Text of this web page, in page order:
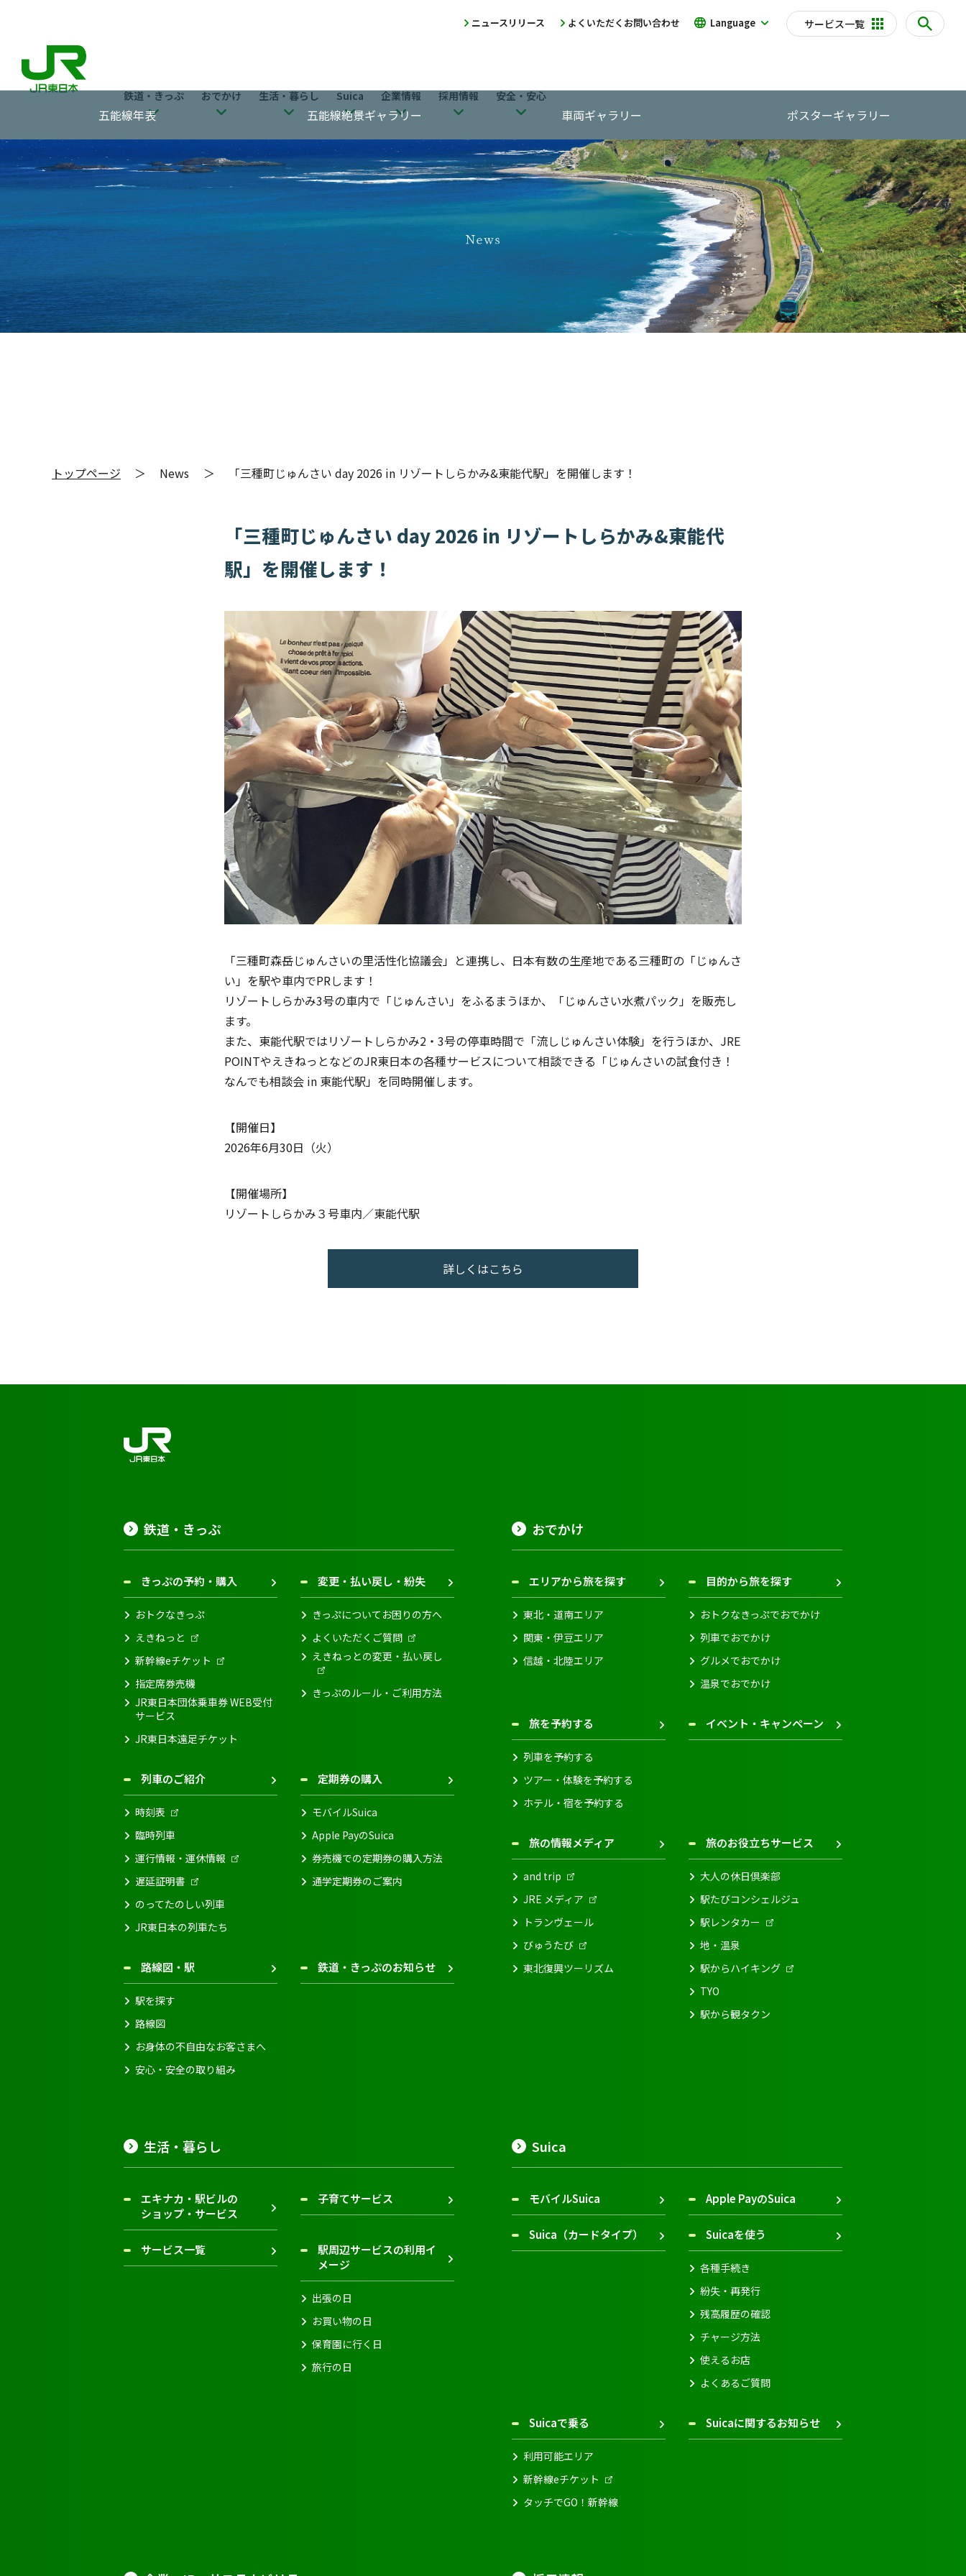
サービス一覧
鉄道・きっぷ おでかけ 生活・暮らし Suica 企業情報 採用情報 安全・安心
Language
よくいただくお問い合わせ
ニュースリリース
五能線年表 五能線絶景ギャラリー 車両ギャラリー ポスターギャラリー
トップページ News 「三種町じゅんさい day 2026 in リゾートしらかみ&東能代駅」を開催します！
「三種町じゅんさい day 2026 in リゾートしらかみ&東能代
駅」を開催します！
「三種町森岳じゅんさいの里活性化協議会」と連携し、日本有数の生産地である三種町の「じゅんさ
い」を駅や車内でPRします！
リゾートしらかみ3号の車内で「じゅんさい」をふるまうほか、「じゅんさい水煮パック」を販売し
ます。
また、東能代駅ではリゾートしらかみ2・3号の停車時間で「流しじゅんさい体験」を行うほか、JRE
POINTやえきねっとなどのJR東日本の各種サービスについて相談できる「じゅんさいの試食付き！
なんでも相談会 in 東能代駅」を同時開催します。
【開催日】
2026年6月30日（火）
【開催場所】
リゾートしらかみ３号車内／東能代駅
詳しくはこちら
鉄道・きっぷ
きっぷの予約・購入
おトクなきっぷ
えきねっと
新幹線eチケット
指定席券売機
JR東日本団体乗車券 WEB受付
サービス
JR東日本遠足チケット
変更・払い戻し・紛失
きっぷについてお困りの方へ
よくいただくご質問
えきねっとの変更・払い戻し
きっぷのルール・ご利用方法
列車のご紹介
時刻表
臨時列車
運行情報・運休情報
遅延証明書
のってたのしい列車
JR東日本の列車たち
定期券の購入
モバイルSuica
Apple PayのSuica
券売機での定期券の購入方法
通学定期券のご案内
路線図・駅
駅を探す
路線図
お身体の不自由なお客さまへ
安心・安全の取り組み
鉄道・きっぷのお知らせ
おでかけ
エリアから旅を探す
東北・道南エリア
関東・伊豆エリア
信越・北陸エリア
目的から旅を探す
おトクなきっぷでおでかけ
列車でおでかけ
グルメでおでかけ
温泉でおでかけ
旅を予約する
列車を予約する
ツアー・体験を予約する
ホテル・宿を予約する
イベント・キャンペーン
旅の情報メディア
and trip
JRE メディア
トランヴェール
びゅうたび
東北復興ツーリズム
旅のお役立ちサービス
大人の休日倶楽部
駅たびコンシェルジュ
駅レンタカー
地・温泉
駅からハイキング
TYO
駅から観タクン
生活・暮らし
エキナカ・駅ビルの
ショップ・サービス
子育てサービス
サービス一覧
駅周辺サービスの利用イ
メージ
出張の日
お買い物の日
保育園に行く日
旅行の日
Suica
モバイルSuica Apple PayのSuica
Suica（カードタイプ） Suicaを使う
各種手続き
紛失・再発行
残高履歴の確認
チャージ方法
使えるお店
よくあるご質問
Suicaで乗る
利用可能エリア
新幹線eチケット
タッチでGO！新幹線
Suicaに関するお知らせ